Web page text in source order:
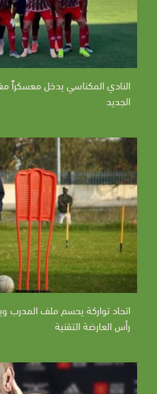
النادي المكناسي يدخل معسكراً
الجديد
اتحاد تواركة يحسم ملف المدرب
رأس العارضة التقنية